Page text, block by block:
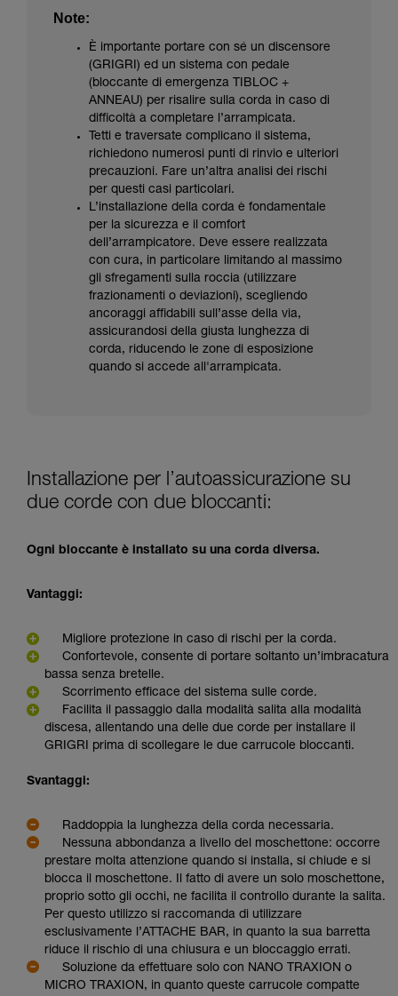
Note:
È importante portare con sé un discensore
(GRIGRI) ed un sistema con pedale
(bloccante di emergenza TIBLOC +
ANNEAU) per risalire sulla corda in caso di
difficoltà a completare l’arrampicata.
Tetti e traversate complicano il sistema,
richiedono numerosi punti di rinvio e ulteriori
precauzioni. Fare un’altra analisi dei rischi
per questi casi particolari.
L’installazione della corda è fondamentale
per la sicurezza e il comfort
dell’arrampicatore. Deve essere realizzata
con cura, in particolare limitando al massimo
gli sfregamenti sulla roccia (utilizzare
frazionamenti o deviazioni), scegliendo
ancoraggi affidabili sull’asse della via,
assicurandosi della giusta lunghezza di
corda, riducendo le zone di esposizione
quando si accede all'arrampicata.
Installazione per l’autoassicurazione su
due corde con due bloccanti:
Ogni bloccante è installato su una corda diversa.
Vantaggi:
Migliore protezione in caso di rischi per la corda.
Confortevole, consente di portare soltanto un’imbracatura
bassa senza bretelle.
Scorrimento efficace del sistema sulle corde.
Facilita il passaggio dalla modalità salita alla modalità
discesa, allentando una delle due corde per installare il
GRIGRI prima di scollegare le due carrucole bloccanti.
Svantaggi:
Raddoppia la lunghezza della corda necessaria.
Nessuna abbondanza a livello del moschettone: occorre
prestare molta attenzione quando si installa, si chiude e si
blocca il moschettone. Il fatto di avere un solo moschettone,
proprio sotto gli occhi, ne facilita il controllo durante la salita.
Per questo utilizzo si raccomanda di utilizzare
esclusivamente l’ATTACHE BAR, in quanto la sua barretta
riduce il rischio di una chiusura e un bloccaggio errati.
Soluzione da effettuare solo con NANO TRAXION o
MICRO TRAXION, in quanto queste carrucole compatte